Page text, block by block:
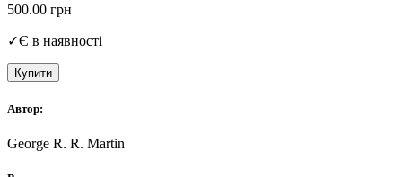
500.00 грн
✓Є в наявності
Купити
Автор:
George R. R. Martin